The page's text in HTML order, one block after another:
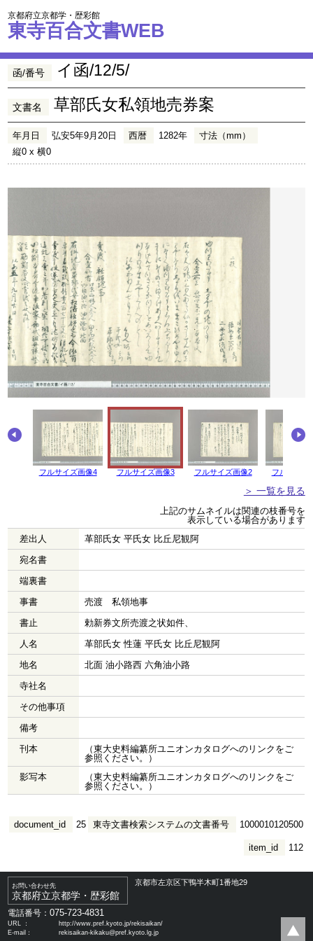
京都府立京都学・歴彩館
東寺百合文書WEB
函/番号 イ函/12/5/
文書名 草部氏女私領地売券案
年月日 弘安5年9月20日 西暦 1282年
寸法（mm）
縦0 x 横0
フルサイズ画像4 フルサイズ画像3 フルサイズ画像2 フルサイズ
＞ 一覧を見る
上記のサムネイルは関連の枝番号を
表示している場合があります
差出人
革部氏女 平氏女 比丘尼観阿
宛名書
端裏書
事書
売渡 私領地事
書止
勅新券文所売渡之状如件、
人名
革部氏女 性蓮 平氏女 比丘尼観阿
地名
北面 油小路西 六角油小路
寺社名
その他事項
備考
刊本
（東大史料編纂所ユニオンカタログへのリンクをご
参照ください。）
影写本
（東大史料編纂所ユニオンカタログへのリンクをご
参照ください。）
東寺文書検索システムの文書番号 1000010120500
document_id 25
item_id 112
お問い合わせ先
京都府立京都学・歴彩館
京都市左京区下鴨半木町1番地29
電話番号：075-723-4831
URL ：
http://www.pref.kyoto.jp/rekisaikan/
E-mail：
rekisaikan-kikaku@pref.kyoto.lg.jp